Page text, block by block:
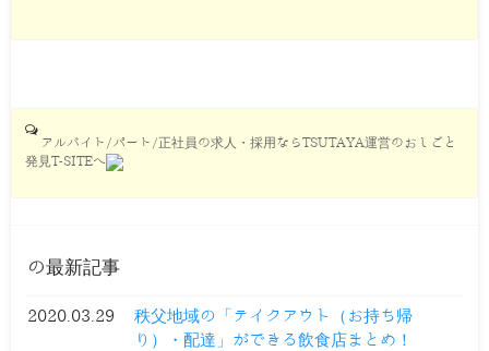
アルバイト/パート/正社員の求人・採用ならTSUTAYA運営のおしごと
発見T-SITEへ
の最新記事
2020.03.29
秩父地域の「テイクアウト（お持ち帰
り）・配達」ができる飲食店まとめ！